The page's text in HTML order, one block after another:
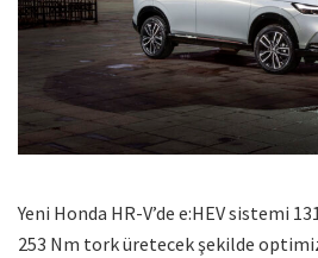
Yeni Honda HR-V’de e:HEV sistemi
253 Nm tork üretecek şekilde